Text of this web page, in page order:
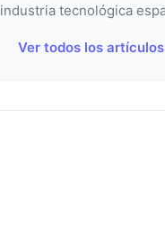
industria tecnológica
Ver todos los